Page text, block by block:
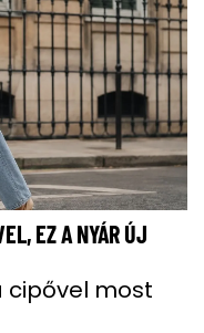
EZ A NYÁR ÚJ
cipővel most